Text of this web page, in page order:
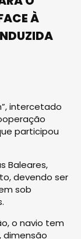
À
intercetado
participou
Baleares,
devendo ser
sob
o navio tem
dimensão